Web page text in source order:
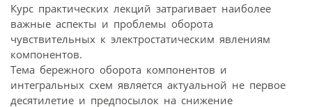
Курс практических лекций затрагивает наиболее
важные аспекты и проблемы оборота
чувствительных к электростатическим явлениям
компонентов.
Тема бережного оборота компонентов и
интегральных схем является актуальной не первое
десятилетие и предпосылок на снижение